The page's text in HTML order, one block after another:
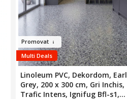
Promovat
Multi Deals
Linoleum PVC, Dekordom, Earl
Grey, 200 x 300 cm, Gri Inchis,
Trafic Intens, Ignifug Bfl-s1,